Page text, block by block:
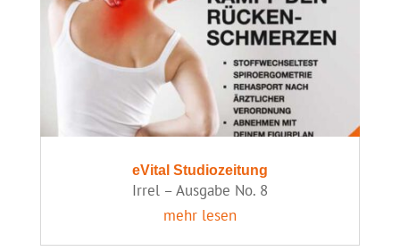
eVital Studiozeitung
Irrel – Ausgabe No. 8
mehr lesen